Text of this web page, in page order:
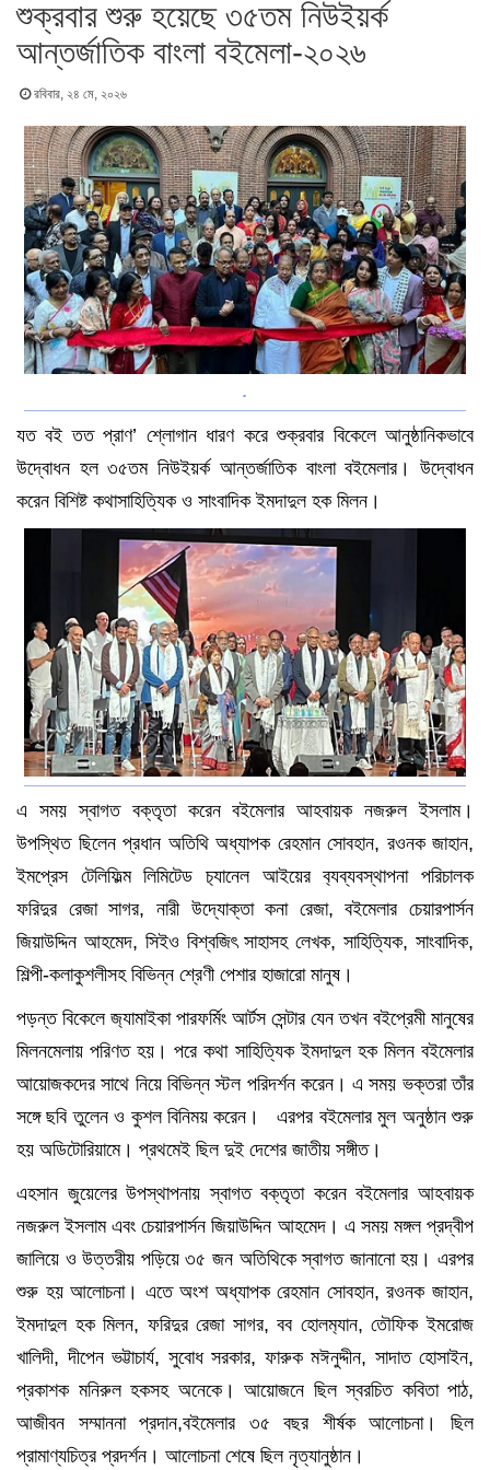
শুক্রবার শুরু হয়েছে ৩৫তম নিউইয়র্ক
আন্তর্জাতিক বাংলা বইমেলা-২০২৬
রবিবার, ২৪ মে, ২০২৬
.
যত বই তত প্রাণ’ শ্লোগান ধারণ করে শুক্রবার বিকেলে আনুষ্ঠানিকভাবে
উদ্বোধন হল ৩৫তম নিউইয়র্ক আন্তর্জাতিক বাংলা বইমেলার। উদ্বোধন
করেন বিশিষ্ট কথাসাহিত্যিক ও সাংবাদিক ইমদাদুল হক মিলন।
এ সময় স্বাগত বক্তৃতা করেন বইমেলার আহবায়ক নজরুল ইসলাম।
উপস্থিত ছিলেন প্রধান অতিথি অধ্যাপক রেহমান সোবহান, রওনক জাহান,
ইমপ্রেস টেলিফিল্ম লিমিটেড চ‍্যানেল আইয়ের ব‍্যব্যবস্থাপনা পরিচালক
ফরিদুর রেজা সাগর, নারী উদ্যোক্তা কনা রেজা, বইমেলার চেয়ারপার্সন
জিয়াউদ্দিন আহমেদ, সিইও বিশ্বজিৎ সাহাসহ লেখক, সাহিত্যিক, সাংবাদিক,
শিল্পী-কলাকুশলীসহ বিভিন্ন শ্রেণী পেশার হাজারো মানুষ।
পড়ন্ত বিকেলে জ‍্যামাইকা পারফর্মিং আর্টস সেন্টার যেন তখন বইপ্রেমী মানুষের
মিলনমেলায় পরিণত হয়। পরে কথা সাহিত্যিক ইমদাদুল হক মিলন বইমেলার
আয়োজকদের সাথে নিয়ে বিভিন্ন স্টল পরিদর্শন করেন। এ সময় ভক্তরা তাঁর
সঙ্গে ছবি তুলেন ও কুশল বিনিময় করেন। এরপর বইমেলার মুল অনুষ্ঠান শুরু
হয় অডিটোরিয়ামে। প্রথমেই ছিল দুই দেশের জাতীয় সঙ্গীত।
এহসান জুয়েলের উপস্থাপনায় স্বাগত বক্তৃতা করেন বইমেলার আহবায়ক
নজরুল ইসলাম এবং চেয়ারপার্সন জিয়াউদ্দিন আহমেদ। এ সময় মঙ্গল প্রদ্বীপ
জালিয়ে ও উত্তরীয় পড়িয়ে ৩৫ জন অতিথিকে স্বাগত জানানো হয়। এরপর
শুরু হয় আলোচনা। এতে অংশ অধ্যাপক রেহমান সোবহান, রওনক জাহান,
ইমদাদুল হক মিলন, ফরিদুর রেজা সাগর, বব হোলম‍্যান, তৌফিক ইমরোজ
খালিদী, দীপেন ভট্টাচার্য, সুবোধ সরকার, ফারুক মঈনুদ্দীন, সাদাত হোসাইন,
প্রকাশক মনিরুল হকসহ অনেকে। আয়োজনে ছিল স্বরচিত কবিতা পাঠ,
আজীবন সম্মাননা প্রদান,বইমেলার ৩৫ বছর শীর্ষক আলোচনা। ছিল
প্রামাণ্যচিত্র প্রদর্শন। আলোচনা শেষে ছিল নৃত্যানুষ্ঠান।